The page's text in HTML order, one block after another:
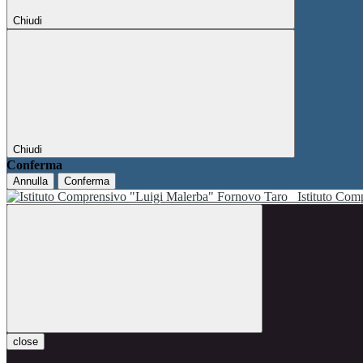
Chiudi
Chiudi
Conferma
Annulla Conferma
Istituto
close